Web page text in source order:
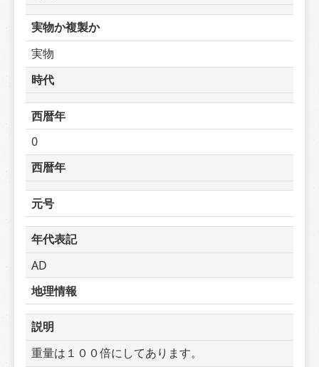
実物か複製か
実物
時代
西暦年
0
西暦年
元号
年代表記
AD
地理情報
説明
重量は１００倍にしてあります。